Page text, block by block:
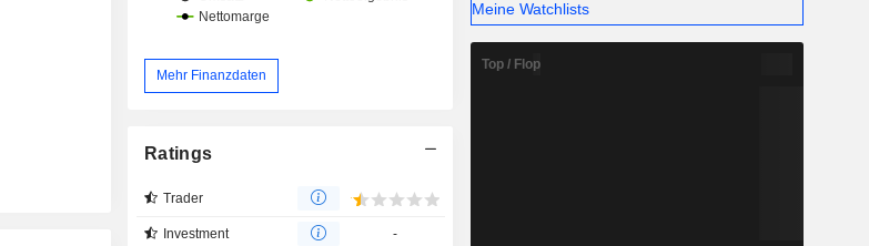
Mehr Finanzdaten
Ratings
Trader
Investment -
Meine Watchlists
Top / Flop